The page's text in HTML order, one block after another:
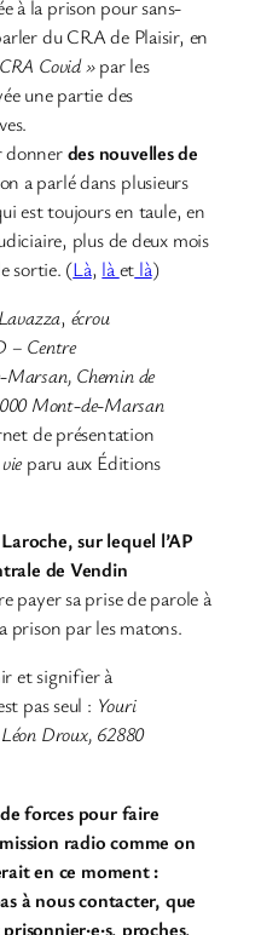
à la prison pour sans-
du CRA de Plaisir, en
Covid »par les
une partie des
donnerdes nouvelles de
a parlé dans plusieurs
est toujours en taule, en
plus de deux mois
sortie. (Là, làet là)
, écrou
– Centre
Chemin de
Mont-de-Marsan
de présentation
paru aux Éditions
sur lequel l’AP
de Vendin
payer sa prise de parole à
prison par les matons.
et signifier à
pas seul : Youri
Droux, 62880
forces pour faire
radio comme on
en ce moment :
à nous contacter, que
proches,